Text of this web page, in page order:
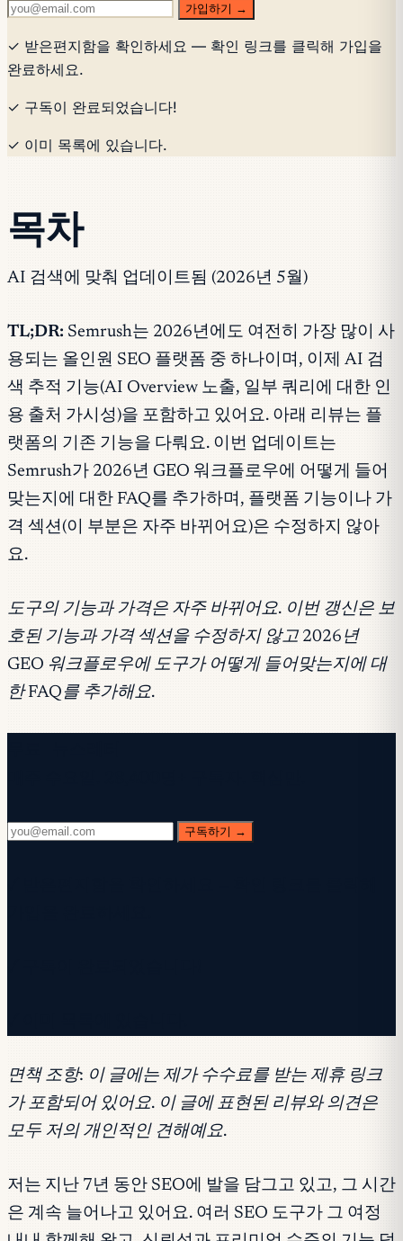
가입하기 →
✓ 받은편지함을 확인하세요 — 확인 링크를 클릭해 가입을
완료하세요.
✓ 구독이 완료되었습니다!
✓ 이미 목록에 있습니다.
목차
AI 검색에 맞춰 업데이트됨 (2026년 5월)
TL;DR: Semrush는 2026년에도 여전히 가장 많이 사
용되는 올인원 SEO 플랫폼 중 하나이며, 이제 AI 검
색 추적 기능(AI Overview 노출, 일부 쿼리에 대한 인
용 출처 가시성)을 포함하고 있어요. 아래 리뷰는 플
랫폼의 기존 기능을 다뤄요. 이번 업데이트는
Semrush가 2026년 GEO 워크플로우에 어떻게 들어
맞는지에 대한 FAQ를 추가하며, 플랫폼 기능이나 가
격 섹션(이 부분은 자주 바뀌어요)은 수정하지 않아
요.
도구의 기능과 가격은 자주 바뀌어요. 이번 갱신은 보
호된 기능과 가격 섹션을 수정하지 않고 2026년
GEO 워크플로우에 도구가 어떻게 들어맞는지에 대
한 FAQ를 추가해요.
구독하기 →
면책 조항: 이 글에는 제가 수수료를 받는 제휴 링크
가 포함되어 있어요. 이 글에 표현된 리뷰와 의견은
모두 저의 개인적인 견해예요.
저는 지난 7년 동안 SEO에 발을 담그고 있고, 그 시간
은 계속 늘어나고 있어요. 여러 SEO 도구가 그 여정